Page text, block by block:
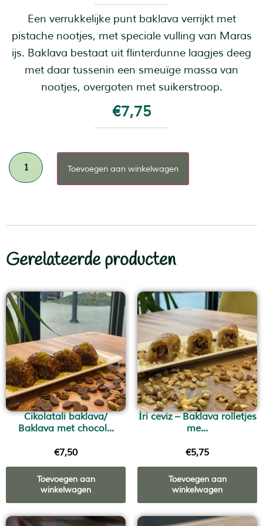
Een verrukkelijke punt baklava verrijkt met
pistache nootjes, met speciale vulling van Maras
ijs. Baklava bestaat uit flinterdunne laagjes deeg
met daar tussenin een smeuïge massa van
nootjes, overgoten met suikerstroop.
€7,75
Toevoegen aan winkelwagen
Gerelateerde producten
Cikolatali baklava/
Baklava met chocol...
€7,50
Toevoegen aan
winkelwagen
İri ceviz – Baklava rolletjes
me...
€5,75
Toevoegen aan
winkelwagen